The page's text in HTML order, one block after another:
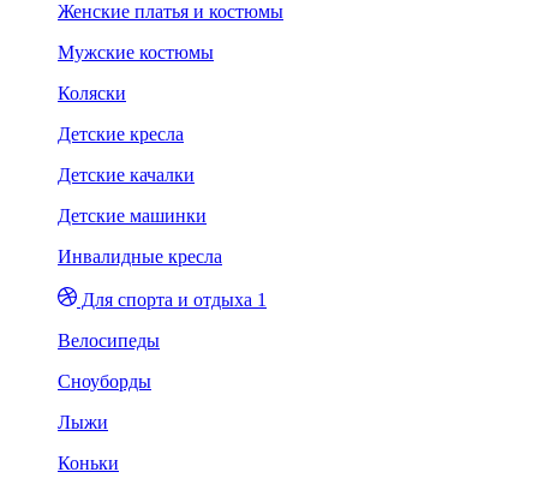
Женские платья и костюмы
Мужские костюмы
Коляски
Детские кресла
Детские качалки
Детские машинки
Инвалидные кресла
Для спорта и отдыха 1
Велосипеды
Сноуборды
Лыжи
Коньки